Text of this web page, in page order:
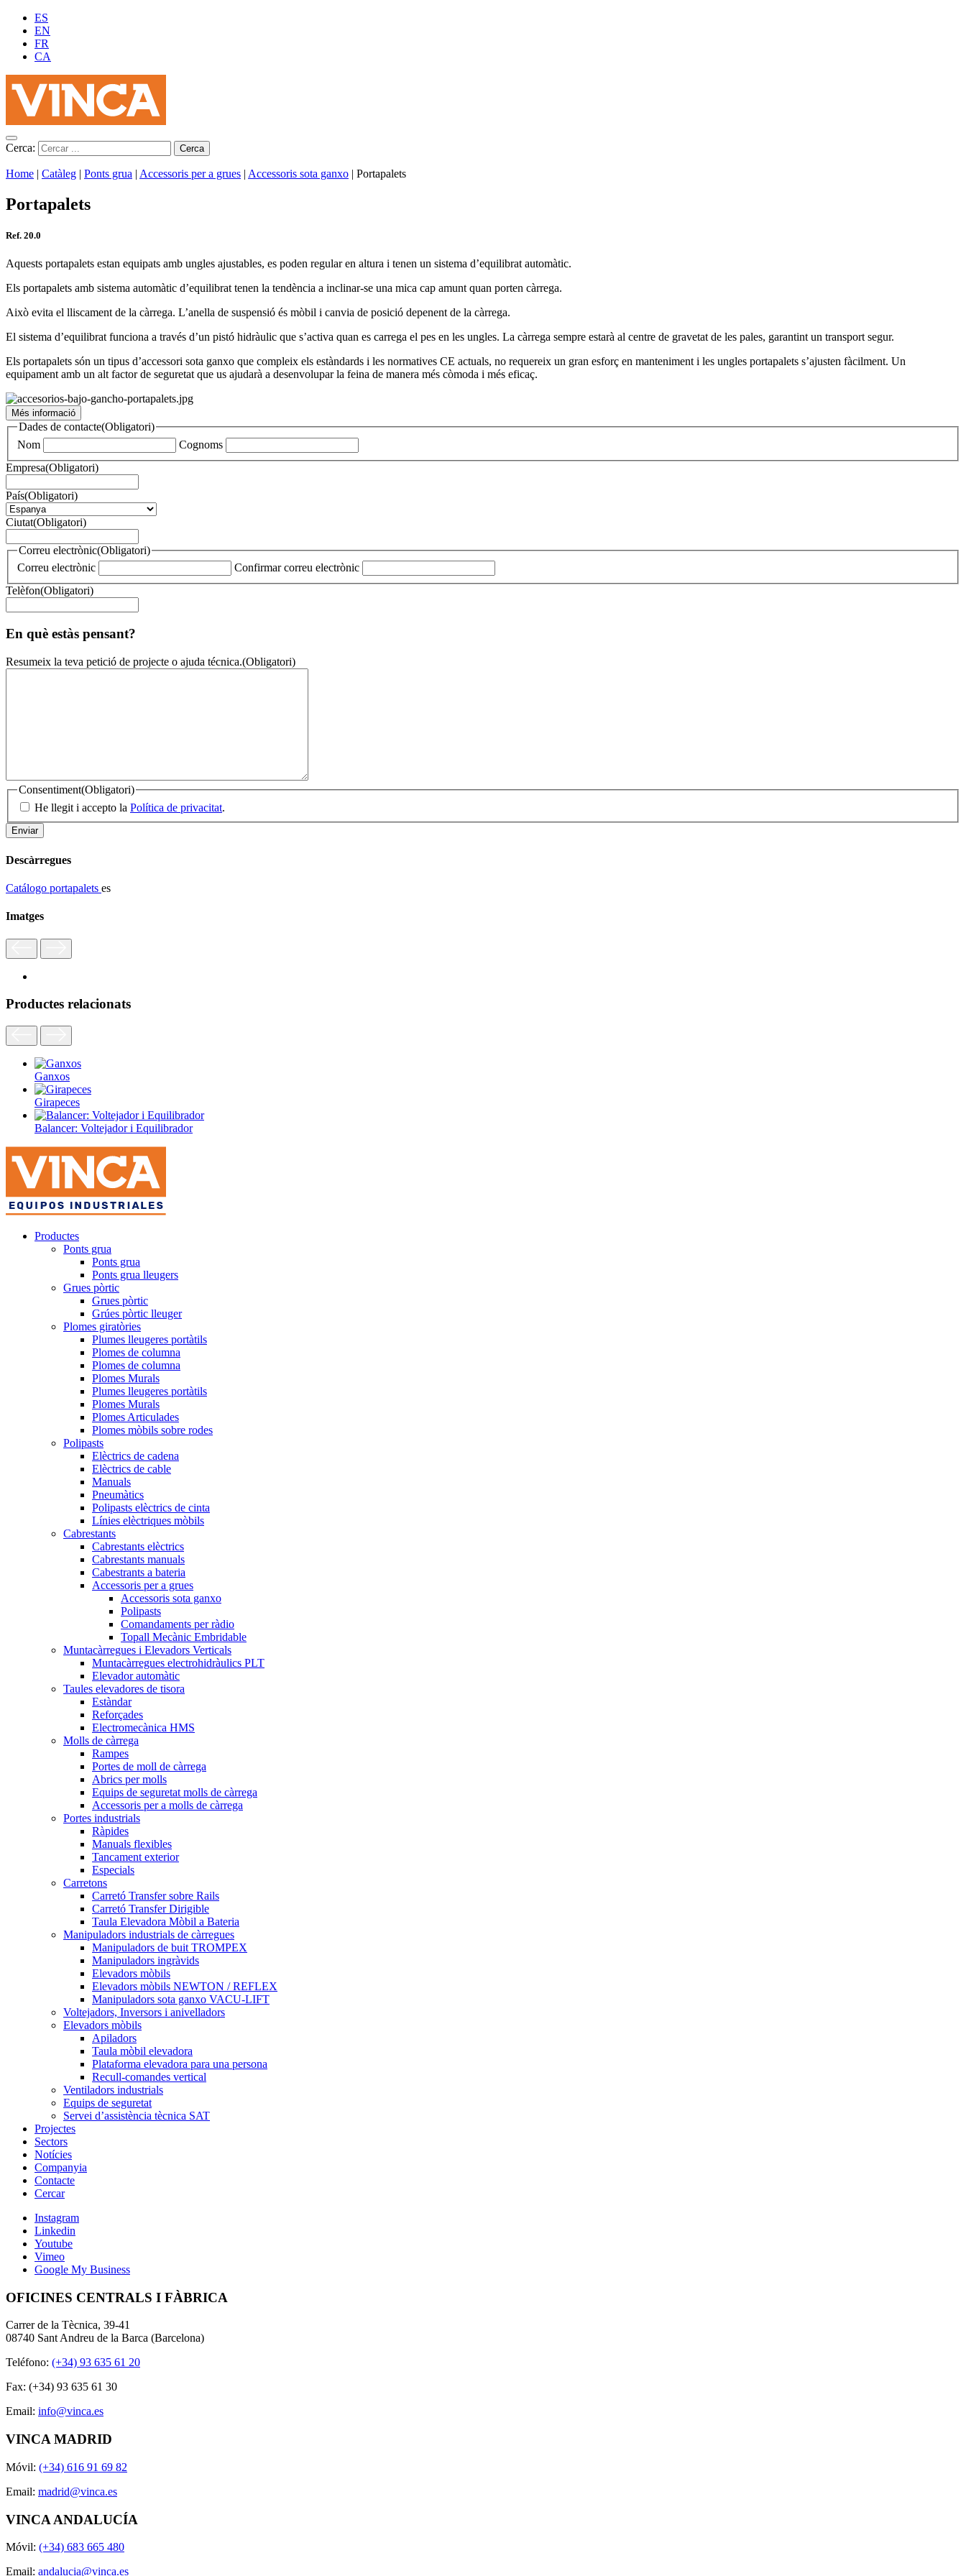
ES
EN
FR
CA
Cerca:
Home | Catàleg | Ponts grua | Accessoris per a grues | Accessoris sota ganxo | Portapalets
Portapalets
Ref. 20.0
Aquests portapalets estan equipats amb ungles ajustables, es poden regular en altura i tenen un sistema d’equilibrat automàtic.
Els portapalets amb sistema automàtic d’equilibrat tenen la tendència a inclinar-se una mica cap amunt quan porten càrrega.
Això evita el lliscament de la càrrega. L’anella de suspensió és mòbil i canvia de posició depenent de la càrrega.
El sistema d’equilibrat funciona a través d’un pistó hidràulic que s’activa quan es carrega el pes en les ungles. La càrrega sempre estarà al centre de gravetat de les pales, garantint un transport segur.
Els portapalets són un tipus d’accessori sota ganxo que compleix els estàndards i les normatives CE actuals, no requereix un gran esforç en manteniment i les ungles portapalets s’ajusten fàcilment. Un
equipament amb un alt factor de seguretat que us ajudarà a desenvolupar la feina de manera més còmoda i més eficaç.
Més informació
Dades de contacte(Obligatori)
Nom
Cognoms
Empresa(Obligatori)
País(Obligatori)
Ciutat(Obligatori)
Correu electrònic(Obligatori)
Correu electrònic
Confirmar correu electrònic
Telèfon(Obligatori)
En què estàs pensant?
Resumeix la teva petició de projecte o ajuda técnica.(Obligatori)
Consentiment(Obligatori)
He llegit i accepto la Política de privacitat.
Descàrregues
Catálogo portapalets es
Imatges
Productes relacionats
Ganxos
Girapeces
Balancer: Voltejador i Equilibrador
Productes
Ponts grua
Ponts grua
Ponts grua lleugers
Grues pòrtic
Grues pòrtic
Grúes pòrtic lleuger
Plomes giratòries
Plumes lleugeres portàtils
Plomes de columna
Plomes de columna
Plomes Murals
Plumes lleugeres portàtils
Plomes Murals
Plomes Articulades
Plomes mòbils sobre rodes
Polipasts
Elèctrics de cadena
Elèctrics de cable
Manuals
Pneumàtics
Polipasts elèctrics de cinta
Línies elèctriques mòbils
Cabrestants
Cabrestants elèctrics
Cabrestants manuals
Cabestrants a bateria
Accessoris per a grues
Accessoris sota ganxo
Polipasts
Comandaments per ràdio
Topall Mecànic Embridable
Muntacàrregues i Elevadors Verticals
Muntacàrregues electrohidràulics PLT
Elevador automàtic
Taules elevadores de tisora
Estàndar
Reforçades
Electromecànica HMS
Molls de càrrega
Rampes
Portes de moll de càrrega
Abrics per molls
Equips de seguretat molls de càrrega
Accessoris per a molls de càrrega
Portes industrials
Ràpides
Manuals flexibles
Tancament exterior
Especials
Carretons
Carretó Transfer sobre Rails
Carretó Transfer Dirigible
Taula Elevadora Mòbil a Bateria
Manipuladors industrials de càrregues
Manipuladors de buit TROMPEX
Manipuladors ingràvids
Elevadors mòbils
Elevadors mòbils NEWTON / REFLEX
Manipuladors sota ganxo VACU-LIFT
Voltejadors, Inversors i anivelladors
Elevadors mòbils
Apiladors
Taula mòbil elevadora
Plataforma elevadora para una persona
Recull-comandes vertical
Ventiladors industrials
Equips de seguretat
Servei d’assistència tècnica SAT
Projectes
Sectors
Notícies
Companyia
Contacte
Cercar
Instagram
Linkedin
Youtube
Vimeo
Google My Business
OFICINES CENTRALS I FÀBRICA
Carrer de la Tècnica, 39-41
08740 Sant Andreu de la Barca (Barcelona)
Teléfono: (+34) 93 635 61 20
Fax: (+34) 93 635 61 30
Email: info@vinca.es
VINCA MADRID
Móvil: (+34) 616 91 69 82
Email: madrid@vinca.es
VINCA ANDALUCÍA
Móvil: (+34) 683 665 480
Email: andalucia@vinca.es